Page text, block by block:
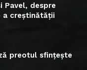
Pavel, despre
a creștinătății
preotul sfințește